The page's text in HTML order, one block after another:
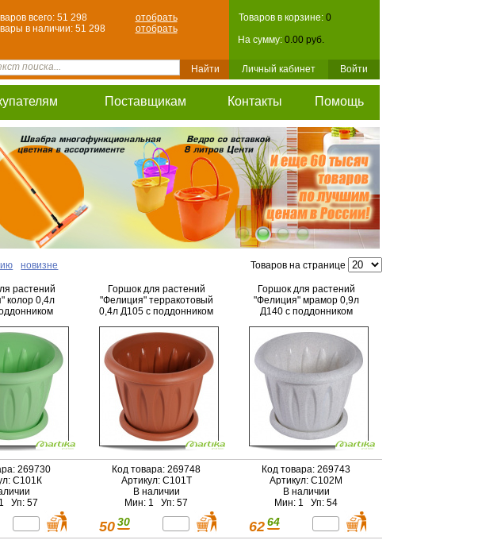
Товаров в корзине: 0
На сумму: 0.00 руб.
Личный кабинет Войти
всего: 51 298
отобрать
в наличии: 51 298
отобрать
Поставщикам Контакты Помощь
новизне Товаров на странице
растений
колор 0,4л
269730
С101К
Уп: 57
Горшок для растений
"Фелиция" терракотовый
0,4л Д105 с поддонником
Код товара: 269748
Артикул: С101Т
В наличии
Мин: 1 Уп: 57
50 30
Горшок для растений
"Фелиция" мрамор 0,9л
Д140 с поддонником
Код товара: 269743
Артикул: С102М
В наличии
Мин: 1 Уп: 54
62 64